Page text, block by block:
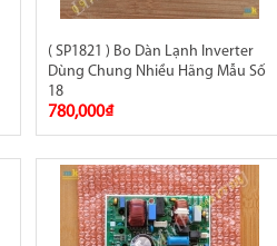
( SP1821 ) Bo Dàn Lạnh Inverter
Dùng Chung Nhiều Hãng Mẫu Số
18
780,000₫